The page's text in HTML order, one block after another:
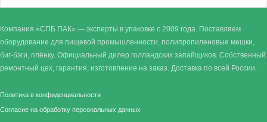
Компания «СПБ ПАК» — эксперты в упаковке с 2009 года. Поставляем
оборудование для пищевой промышленности, полипропиленовые мешки,
биг-бэги, плёнку. Официальный дилер голландских запайщиков. Собственный
ремонтный цех, гарантия, изготовление на заказ. Доставка по всей России.
Политика в конфиденциальности
Согласие на обработку персональных данных